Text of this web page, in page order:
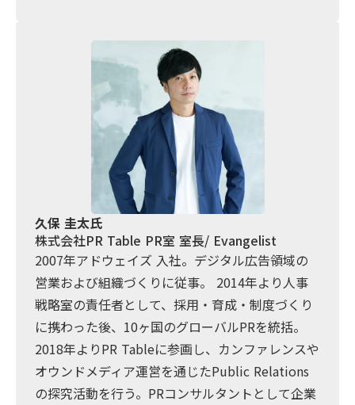
久保 圭太氏
株式会社PR Table PR室 室長/ Evangelist
2007年アドウェイズ 入社。デジタル広告領域の
営業および組織づくりに従事。 2014年より人事
戦略室の責任者として、採用・育成・制度づくり
に携わった後、10ヶ国のグローバルPRを統括。
2018年よりPR Tableに参画し、カンファレンスや
オウンドメディア運営を通じたPublic Relations
の探究活動を行う。PRコンサルタントとして企業